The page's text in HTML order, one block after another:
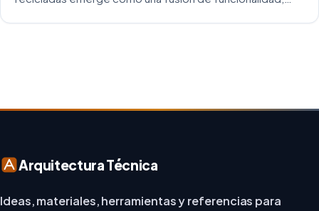
Arquitectura Técnica
Ideas, materiales, herramientas y referencias para